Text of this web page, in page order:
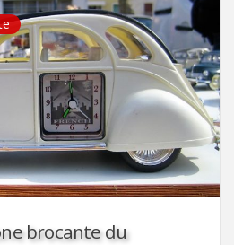
brocante du